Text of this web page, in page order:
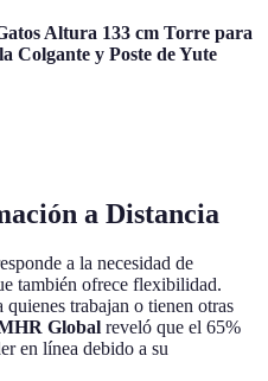
Altura 133 cm Torre para
Colgante y Poste de Yute
a Distancia
a la necesidad de
también ofrece flexibilidad.
quienes trabajan o tienen otras
Global reveló que el 65%
en línea debido a su